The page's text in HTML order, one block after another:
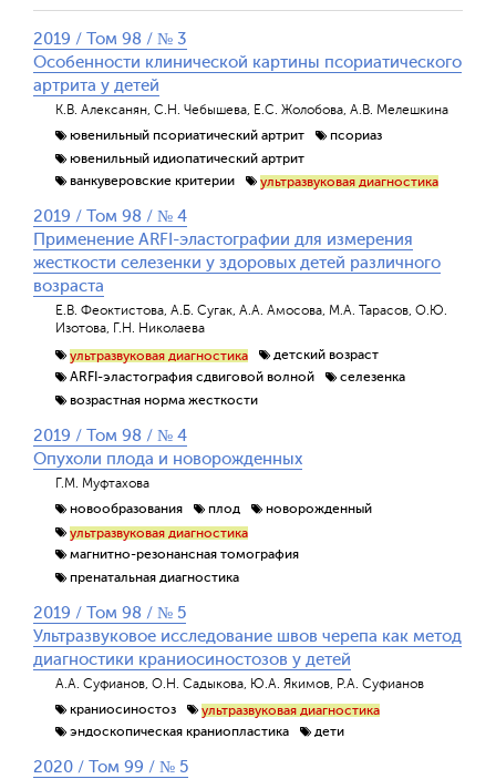
2019 / Том 98 / № 3
Особенности клинической картины псориатического
артрита у детей
К.В. Алексанян, С.Н. Чебышева, Е.С. Жолобова, А.В. Мелешкина
ювенильный псориатический артрит
псориаз
ювенильный идиопатический артрит
ванкуверовские критерии
ультразвуковая диагностика
2019 / Том 98 / № 4
Применение ARFI-эластографии для измерения
жесткости селезенки у здоровых детей различного
возраста
Е.В. Феоктистова, А.Б. Сугак, А.А. Амосова, М.А. Тарасов, О.Ю.
Изотова, Г.Н. Николаева
ультразвуковая диагностика
детский возраст
ARFI-эластография сдвиговой волной
селезенка
возрастная норма жесткости
2019 / Том 98 / № 4
Опухоли плода и новорожденных
Г.М. Муфтахова
новообразования
плод
новорожденный
ультразвуковая диагностика
магнитно-резонансная томография
пренатальная диагностика
2019 / Том 98 / № 5
Ультразвуковое исследование швов черепа как метод
диагностики краниосиностозов у детей
А.А. Суфианов, О.Н. Садыкова, Ю.А. Якимов, Р.А. Суфианов
краниосиностоз
ультразвуковая диагностика
эндоскопическая краниопластика
дети
2020 / Том 99 / № 5